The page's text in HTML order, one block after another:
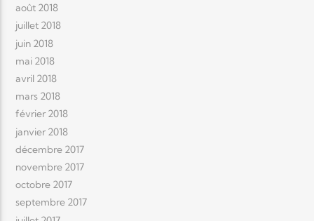
août 2018
juillet 2018
juin 2018
mai 2018
avril 2018
mars 2018
février 2018
janvier 2018
décembre 2017
novembre 2017
octobre 2017
septembre 2017